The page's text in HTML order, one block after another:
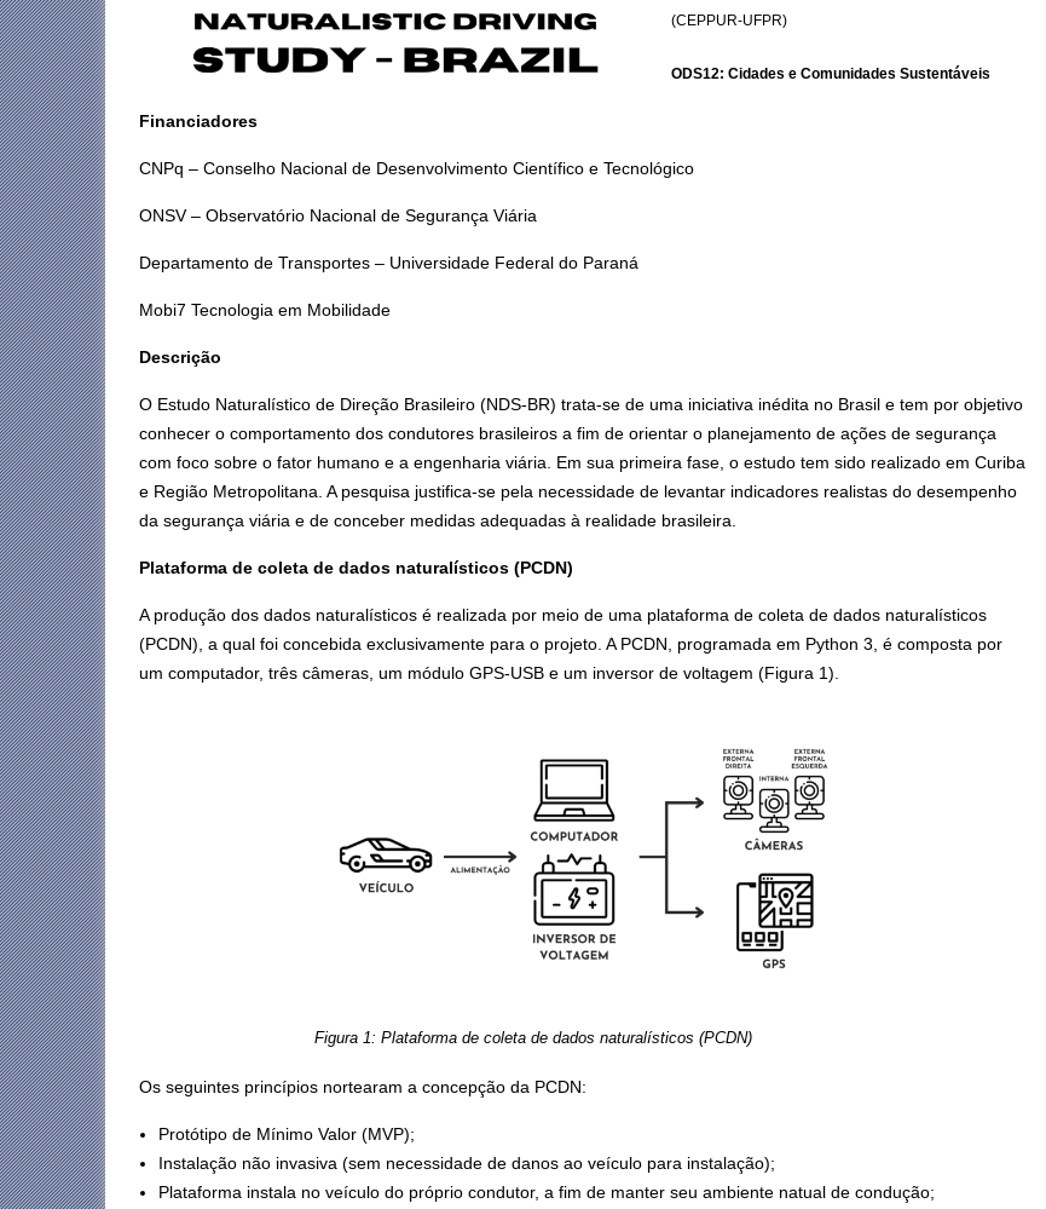
(CEPPUR-UFPR)
ODS12: Cidades e Comunidades Sustentáveis
Financiadores
CNPq – Conselho Nacional de Desenvolvimento Científico e Tecnológico
ONSV – Observatório Nacional de Segurança Viária
Departamento de Transportes – Universidade Federal do Paraná
Mobi7 Tecnologia em Mobilidade
Descrição
O Estudo Naturalístico de Direção Brasileiro (NDS-BR) trata-se de uma iniciativa inédita no Brasil e tem por objetivo
conhecer o comportamento dos condutores brasileiros a fim de orientar o planejamento de ações de segurança
com foco sobre o fator humano e a engenharia viária. Em sua primeira fase, o estudo tem sido realizado em Curiba
e Região Metropolitana. A pesquisa justifica-se pela necessidade de levantar indicadores realistas do desempenho
da segurança viária e de conceber medidas adequadas à realidade brasileira.
Plataforma de coleta de dados naturalísticos (PCDN)
A produção dos dados naturalísticos é realizada por meio de uma plataforma de coleta de dados naturalísticos
(PCDN), a qual foi concebida exclusivamente para o projeto. A PCDN, programada em Python 3, é composta por
um computador, três câmeras, um módulo GPS-USB e um inversor de voltagem (Figura 1).
Figura 1: Plataforma de coleta de dados naturalísticos (PCDN)
Os seguintes princípios nortearam a concepção da PCDN:
Protótipo de Mínimo Valor (MVP);
Instalação não invasiva (sem necessidade de danos ao veículo para instalação);
Plataforma instala no veículo do próprio condutor, a fim de manter seu ambiente natual de condução;